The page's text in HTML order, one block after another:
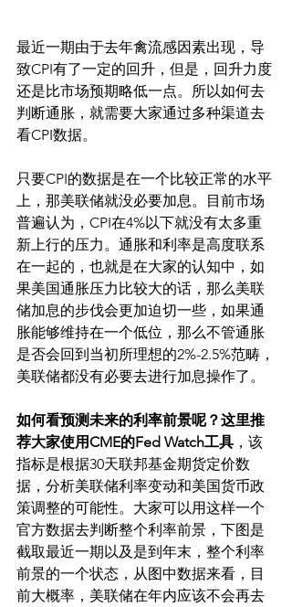
最近一期由于去年禽流感因素出现，导
致CPI有了一定的回升，但是，回升力度
还是比市场预期略低一点。所以如何去
判断通胀，就需要大家通过多种渠道去
看CPI数据。
只要CPI的数据是在一个比较正常的水平
上，那美联储就没必要加息。目前市场
普遍认为，CPI在4%以下就没有太多重
新上行的压力。通胀和利率是高度联系
在一起的，也就是在大家的认知中，如
果美国通胀压力比较大的话，那么美联
储加息的步伐会更加迫切一些，如果通
胀能够维持在一个低位，那么不管通胀
是否会回到当初所理想的2%-2.5%范畴，
美联储都没有必要去进行加息操作了。
如何看预测未来的利率前景呢？这里推
荐大家使用CME的Fed Watch工具 ，该
指标是根据30天联邦基金期货定价数
据，分析美联储利率变动和美国货币政
策调整的可能性。大家可以用这样一个
官方数据去判断整个利率前景，下图是
截取最近一期以及是到年末，整个利率
前景的一个状态，从图中数据来看，目
前大概率，美联储在年内应该不会再去